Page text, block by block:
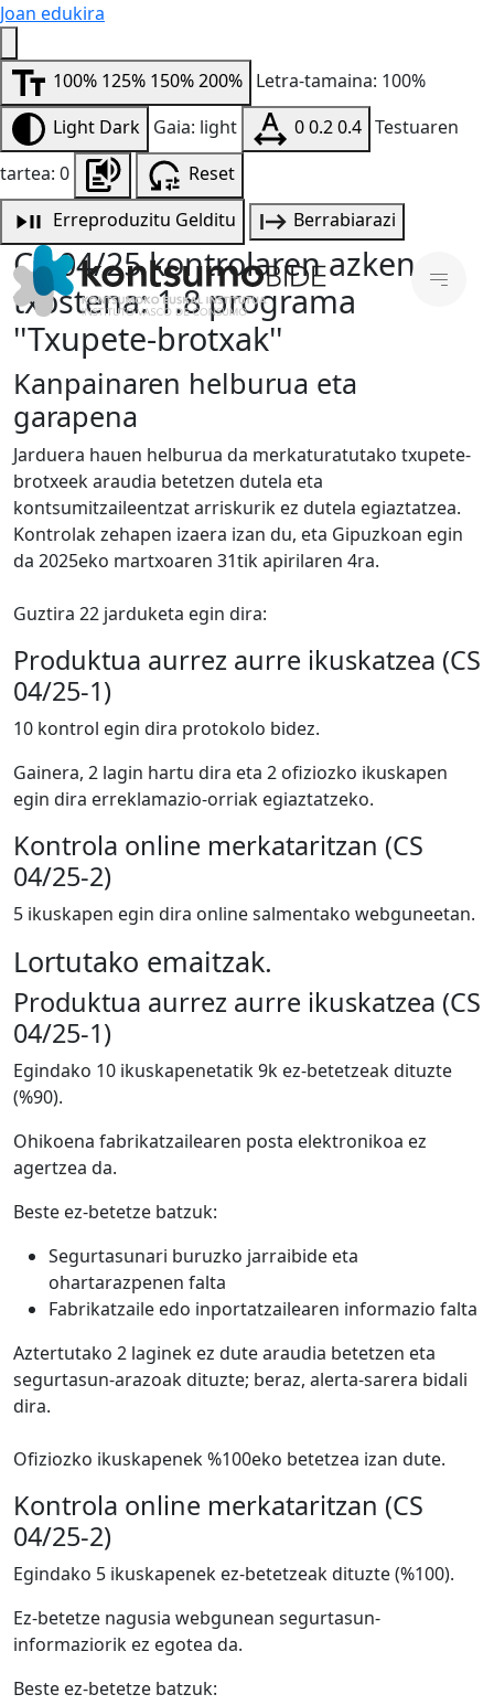
Joan edukira
100% 125% 150%200% Letra-tamaina: 100%
Light Dark Gaia: light 00.20.4 Testuaren
tartea: 0
Reset
Erreproduzitu Gelditu Berrabiarazi
CS 04/25 kontrolaren azken
txostena: 1.8 programa
''Txupete-brotxak''
Kanpainaren helburua eta
garapena
Jarduera hauen helburua da merkaturatutako txupete-
brotxeek araudia betetzen dutela eta
kontsumitzaileentzat arriskurik ez dutela egiaztatzea.
Kontrolak zehapen izaera izan du, eta Gipuzkoan egin
da 2025eko martxoaren 31tik apirilaren 4ra.
Guztira 22 jarduketa egin dira:
Produktua aurrez aurre ikuskatzea (CS
04/25-1)
10 kontrol egin dira protokolo bidez.
Gainera, 2 lagin hartu dira eta 2 ofiziozko ikuskapen
egin dira erreklamazio-orriak egiaztatzeko.
Kontrola online merkataritzan (CS
04/25-2)
5 ikuskapen egin dira online salmentako webguneetan.
Lortutako emaitzak.
Produktua aurrez aurre ikuskatzea (CS
04/25-1)
Egindako 10 ikuskapenetatik 9k ez-betetzeak dituzte
(%90).
Ohikoena fabrikatzailearen posta elektronikoa ez
agertzea da.
Beste ez-betetze batzuk:
Segurtasunari buruzko jarraibide eta
ohartarazpenen falta
Fabrikatzaile edo inportatzailearen informazio falta
Aztertutako 2 laginek ez dute araudia betetzen eta
segurtasun-arazoak dituzte; beraz, alerta-sarera bidali
dira.
Ofiziozko ikuskapenek %100eko betetzea izan dute.
Kontrola online merkataritzan (CS
04/25-2)
Egindako 5 ikuskapenek ez-betetzeak dituzte (%100).
Ez-betetze nagusia webgunean segurtasun-
informaziorik ez egotea da.
Beste ez-betetze batzuk: